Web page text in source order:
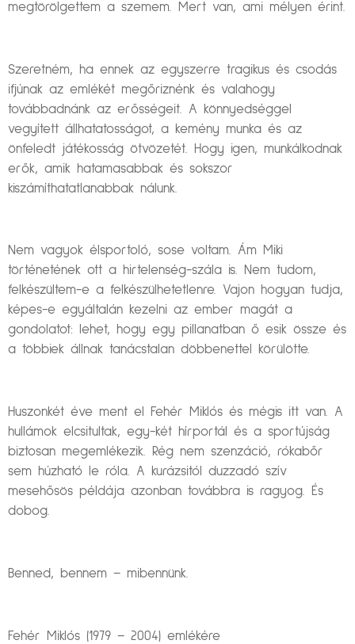
megtörölgettem a szemem. Mert van, ami mélyen érint.
Szeretném, ha ennek az egyszerre tragikus és csodás
ifjúnak az emlékét megőriznénk és valahogy
továbbadnánk az erősségeit. A könnyedséggel
vegyített állhatatosságot, a kemény munka és az
önfeledt játékosság ötvözetét. Hogy igen, munkálkodnak
erők, amik hatamasabbak és sokszor
kiszámíthatatlanabbak nálunk.
Nem vagyok élsportoló, sose voltam. Ám Miki
történetének ott a hirtelenség-szála is. Nem tudom,
felkészültem-e a felkészülhetetlenre. Vajon hogyan tudja,
képes-e egyáltalán kezelni az ember magát a
gondolatot: lehet, hogy egy pillanatban ő esik össze és
a többiek állnak tanácstalan döbbenettel körülötte.
Huszonkét éve ment el Fehér Miklós és mégis itt van. A
hullámok elcsitultak, egy-két hírportál és a sportújság
biztosan megemlékezik. Rég nem szenzáció, rókabőr
sem húzható le róla. A kurázsitól duzzadó szív
mesehősös példája azonban továbbra is ragyog. És
dobog.
Benned, bennem – mibennünk.
Fehér Miklós (1979 – 2004) emlékére